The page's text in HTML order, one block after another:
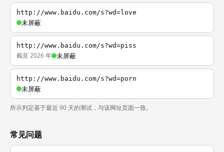
http://www.baidu.com/s?wd=love
未屏蔽
http://www.baidu.com/s?wd=piss
截至 2026 年 未屏蔽
http://www.baidu.com/s?wd=porn
未屏蔽
所示判定基于最近 90 天的测试，与该网址页面一致。
常见问题